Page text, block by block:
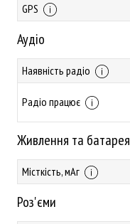
GPS
Аудіо
Наявність радіо
Радіо працює
Живлення та батарея
Місткість, мАг
Роз'єми